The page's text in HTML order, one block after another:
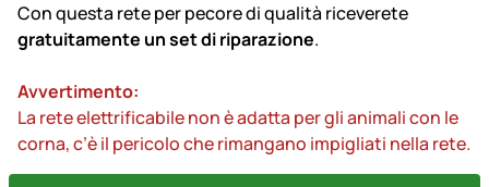
Con questa rete per pecore di qualità riceverete
gratuitamente un set di riparazione.
Avvertimento:
La rete elettrificabile non è adatta per gli animali con le
corna, c’è il pericolo che rimangano impigliati nella rete.